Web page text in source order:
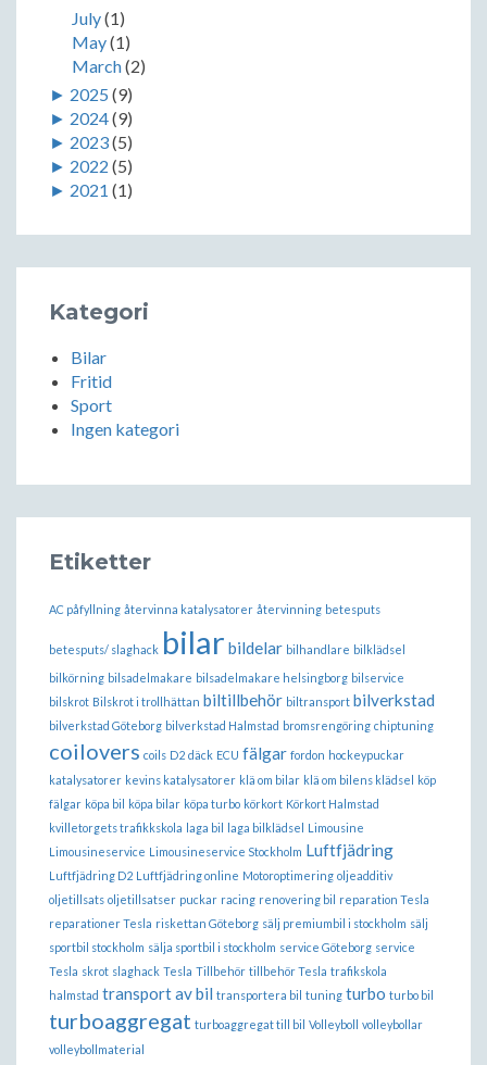
July(1)
May(1)
March(2)
► 2025 (9)
► 2024(9)
► 2023(5)
► 2022 (5)
► 2021 (1)
Kategori
Bilar
Fritid
Sport
Ingen kategori
Etiketter
AC påfyllning återvinna katalysatorer återvinning betesputs
betesputs/ slaghack bilar bildelar bilhandlare bilklädsel
bilkörning bilsadelmakare bilsadelmakare helsingborg bilservice
bilskrot Bilskrot i trollhättan biltillbehör biltransport bilverkstad
bilverkstad Göteborg bilverkstad Halmstad bromsrengöring chiptuning
coilovers coils D2 däck ECU fälgar fordon hockeypuckar
katalysatorer kevins katalysatorer klä om bilar klä om bilens klädsel
köp
fälgar köpa bil köpa bilar köpa turbo körkort Körkort Halmstad
kvilletorgets trafikkskola laga bil laga bilklädsel
Limousine
Limousineservice Limousineservice Stockholm Luftfjädring
Luftfjädring D2 Luftfjädring online Motoroptimering oljeadditiv
oljetillsats oljetillsatser puckar racing renovering bil
reparation Tesla
reparationer Tesla riskettan Göteborg sälj premiumbil i stockholm sälj
sportbil stockholm sälja sportbil i stockholm service Göteborg service
Tesla skrot slaghack Tesla Tillbehör tillbehör Tesla trafikskola
halmstad transport av bil transportera bil tuning turbo turbo bil
turboaggregat turboaggregat till bil Volleyboll
volleybollar
volleybollmaterial